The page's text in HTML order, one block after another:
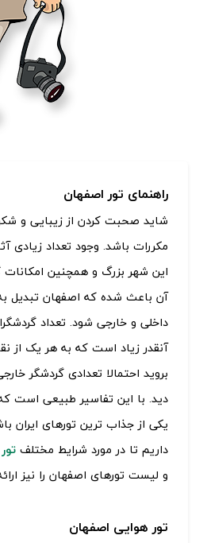
راهنمای تور اصفهان
شاید صحبت کردن از زیبایی و
مکررات باشد. وجود تعداد زیادی
این شهر بزرگ و همچنین امکانات
آن باعث شده که اصفهان تبدیل
داخلی و خارجی شود. تعداد
آنقدر زیاد است که به هر یک از
بروید احتمالا تعدادی گردشگر
دید. با این تفاسیر طبیعی است که
یکی از جذاب ترین تورهای ایران
داریم تا در مورد شرایط مختلفتور
و لیست تورهای اصفهان را نیز ارائه
تور هوایی اصفهان